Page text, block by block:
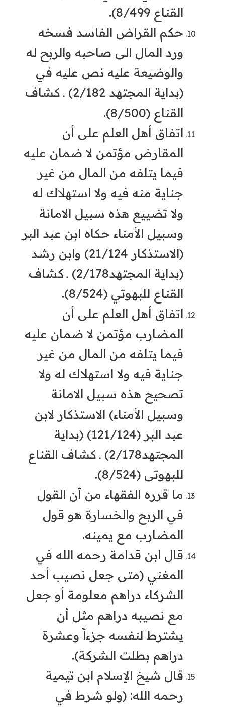
القناع 8/499).
حكم القراض الفاسد فسخه
ورد المال الى صاحبه والربح له
والوضيعة عليه نص عليه في
(بداية المجتهد 2/182) ـ كشاف
القناع (8/500).
اتفاق أهل العلم على أن
المقارض مؤتمن لا ضمان عليه
فيما يتلفه من المال من غير
جناية منه فيه ولا استهلاك له
ولا تضييع هذه سبيل الامانة
وسبيل الأمناء حكاه ابن عبد البر
(الاستذكار 21/124) وابن رشد
(بداية المجتهد2/178) ـ كشاف
القناع للبهوتي (8/524).
اتفاق أهل العلم على أن
المضارب مؤتمن لا ضمان عليه
فيما يتلفه من المال من غير
جناية فيه ولا استهلاك له ولا
تصحيح هذه سبيل الامانة
وسبيل الأمناء) الاستذكار لابن
عبد البر (121/124) (بداية
المجتهد2/178) ـ كشاف القناع
للبهوتى (8/524).
ما قرره الفقهاء من أن القول
في الربح والخسارة هو قول
المضارب مع يمينه.
قال ابن قدامة رحمه الله في
المغني (متى جعل نصيب أحد
الشركاء دراهم معلومة أو جعل
مع نصيبه دراهم مثل أن
يشترط لنفسه جزءاً وعشرة
دراهم بطلت الشركة).
قال شيخ الإسلام ابن تيمية
رحمه الله: (ولو شرط في